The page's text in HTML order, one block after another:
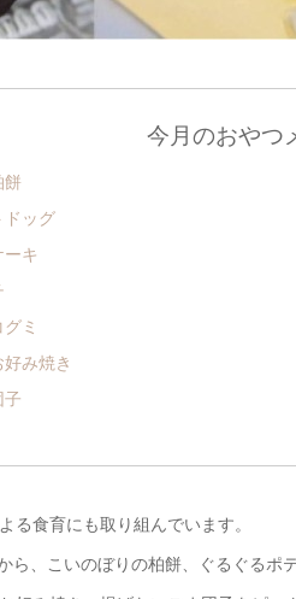
今月のおやつ
餅
ッグ
キ
ミ
み焼き
る食育にも取り組んでいます。
ら、こいのぼりの柏餅、ぐるぐる